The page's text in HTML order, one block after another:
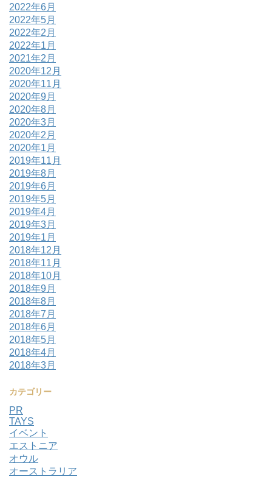
2022年6月
2022年5月
2022年2月
2022年1月
2021年2月
2020年12月
2020年11月
2020年9月
2020年8月
2020年3月
2020年2月
2020年1月
2019年11月
2019年8月
2019年6月
2019年5月
2019年4月
2019年3月
2019年1月
2018年12月
2018年11月
2018年10月
2018年9月
2018年8月
2018年7月
2018年6月
2018年5月
2018年4月
2018年3月
カテゴリー
PR
TAYS
イベント
エストニア
オウル
オーストラリア